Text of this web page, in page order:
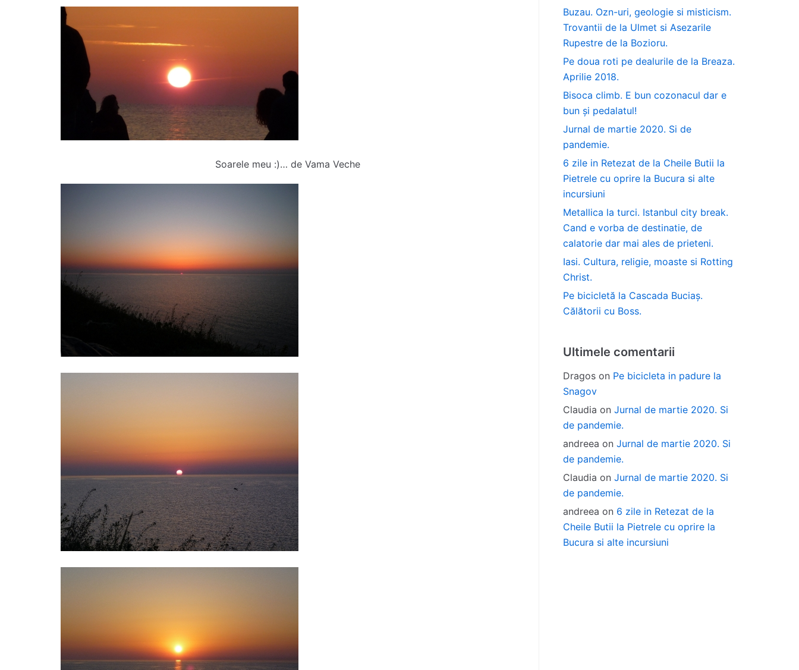
Soarele meu :)… de Vama Veche
Buzau. Ozn-uri, geologie si misticism.
Trovantii de la Ulmet si Asezarile
Rupestre de la Bozioru.
Pe doua roti pe dealurile de la Breaza.
Aprilie 2018.
Bisoca climb. E bun cozonacul dar e
bun și pedalatul!
Jurnal de martie 2020. Si de
pandemie.
6 zile in Retezat de la Cheile Butii la
Pietrele cu oprire la Bucura si alte
incursiuni
Metallica la turci. Istanbul city break.
Cand e vorba de destinatie, de
calatorie dar mai ales de prieteni.
Iasi. Cultura, religie, moaste si Rotting
Christ.
Pe bicicletă la Cascada Buciaș.
Călătorii cu Boss.
Ultimele comentarii
Dragos on Pe bicicleta in padure la
Snagov
Claudia on Jurnal de martie 2020. Si
de pandemie.
andreea on Jurnal de martie 2020. Si
de pandemie.
Claudia on Jurnal de martie 2020. Si
de pandemie.
andreea on 6 zile in Retezat de la
Cheile Butii la Pietrele cu oprire la
Bucura si alte incursiuni